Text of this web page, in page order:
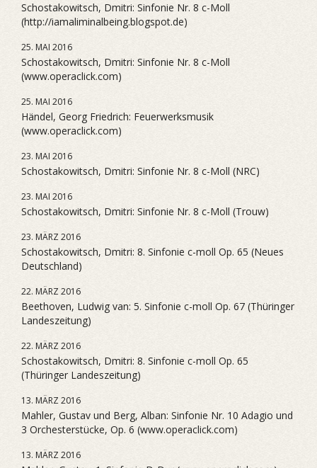
Schostakowitsch, Dmitri: Sinfonie Nr. 8 c-Moll
(http://iamaliminalbeing.blogspot.de)
25. MAI 2016
Schostakowitsch, Dmitri: Sinfonie Nr. 8 c-Moll
(www.operaclick.com)
25. MAI 2016
Händel, Georg Friedrich: Feuerwerksmusik
(www.operaclick.com)
23. MAI 2016
Schostakowitsch, Dmitri: Sinfonie Nr. 8 c-Moll (NRC)
23. MAI 2016
Schostakowitsch, Dmitri: Sinfonie Nr. 8 c-Moll (Trouw)
23. MÄRZ 2016
Schostakowitsch, Dmitri: 8. Sinfonie c-moll Op. 65 (Neues
Deutschland)
22. MÄRZ 2016
Beethoven, Ludwig van: 5. Sinfonie c-moll Op. 67 (Thüringer
Landeszeitung)
22. MÄRZ 2016
Schostakowitsch, Dmitri: 8. Sinfonie c-moll Op. 65
(Thüringer Landeszeitung)
13. MÄRZ 2016
Mahler, Gustav und Berg, Alban: Sinfonie Nr. 10 Adagio und
3 Orchesterstücke, Op. 6 (www.operaclick.com)
13. MÄRZ 2016